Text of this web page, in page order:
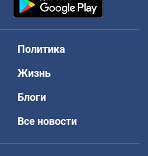
Политика
Жизнь
Блоги
Все новости